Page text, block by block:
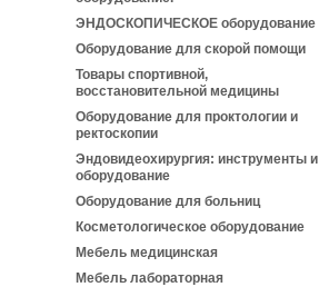
ЭНДОСКОПИЧЕСКОЕ оборудование
Оборудование для скорой помощи
Товары спортивной,
восстановительной медицины
Оборудование для проктологии и
ректоскопии
Эндовидеохирургия: инструменты и
оборудование
Оборудование для больниц
Косметологическое оборудование
Мебель медицинская
Мебель лабораторная